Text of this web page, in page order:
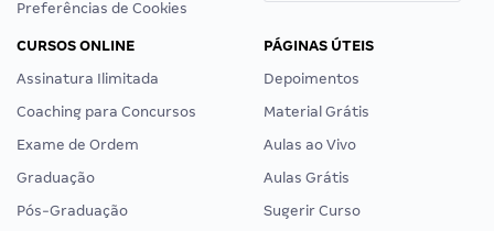
Preferências de Cookies
CURSOS ONLINE
Assinatura Ilimitada
Coaching para Concursos
Exame de Ordem
Graduação
Pós-Graduação
PÁGINAS ÚTEIS
Depoimentos
Material Grátis
Aulas ao Vivo
Aulas Grátis
Sugerir Curso